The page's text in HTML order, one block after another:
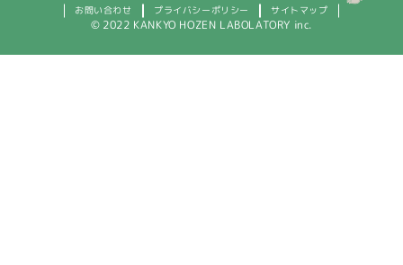
© 2022 KANKYO HOZEN LABOLATORY inc.
お問い合わせ プライバシーポリシー サイトマップ